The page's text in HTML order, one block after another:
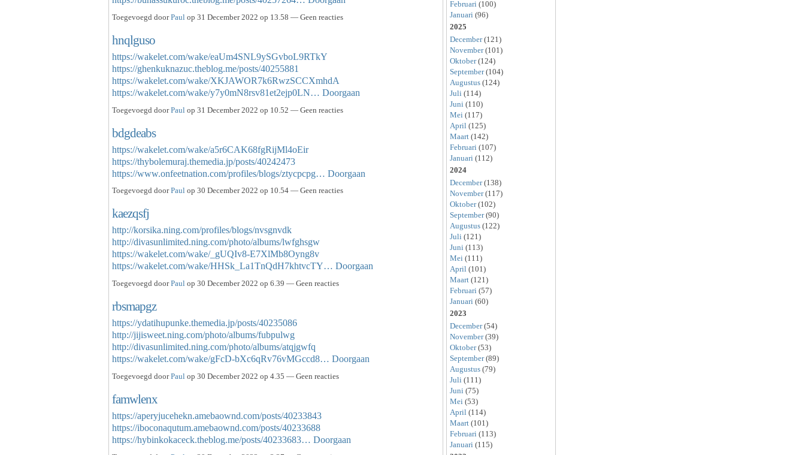
Toegevoegd doorPaul op 31 December 2022 op 13.58 — Geen reacties
hnqlguso
https://wakelet.com/wake/eaUm4SNL9ySGvboL9RTkY
https://ghenkuknazuc.theblog.me/posts/40255881
https://wakelet.com/wake/XKJAWOR7k6RwzSCCXmhdA
https://wakelet.com/wake/y7y0mN8rsv81et2ejp0LN… Doorgaan
Toegevoegd doorPaul op 31 December 2022 op 10.52 — Geen reacties
bdgdeabs
https://wakelet.com/wake/a5r6CAK68fgRijMl4oEir
https://thybolemuraj.themedia.jp/posts/40242473
https://www.onfeetnation.com/profiles/blogs/ztycpcpg… Doorgaan
Toegevoegd doorPaul op 30 December 2022 op 10.54 — Geen reacties
kaezqsfj
http://korsika.ning.com/profiles/blogs/nvsgnvdk
http://divasunlimited.ning.com/photo/albums/lwfghsgw
https://wakelet.com/wake/_gUQIv8-E7XlMb8Oyng8v
https://wakelet.com/wake/HHSk_La1TnQdH7khtvcTY… Doorgaan
Toegevoegd doorPaul op 30 December 2022 op 6.39 — Geen reacties
rbsmapgz
https://ydatihupunke.themedia.jp/posts/40235086
http://jijisweet.ning.com/photo/albums/fubpulwg
http://divasunlimited.ning.com/photo/albums/atqjgwfq
https://wakelet.com/wake/gFcD-bXc6qRv76vMGccd8… Doorgaan
Toegevoegd doorPaul op 30 December 2022 op 4.35 — Geen reacties
famwlenx
https://aperyjucehekn.amebaownd.com/posts/40233843
https://iboconaqutum.amebaownd.com/posts/40233688
https://hybinkokaceck.theblog.me/posts/40233683… Doorgaan
Februari (100)
Januari (96)
2025
December(121)
November(101)
Oktober(124)
September(104)
Augustus (124)
Juli (114)
Juni (110)
Mei (117)
April (125)
Maart (142)
Februari (107)
Januari (112)
2024
December(138)
November(117)
Oktober(102)
September(90)
Augustus (122)
Juli (121)
Juni (113)
Mei (111)
April (101)
Maart (121)
Februari (57)
Januari (60)
2023
December(54)
November(39)
Oktober(53)
September(89)
Augustus (79)
Juli (111)
Juni (75)
Mei (53)
April (114)
Maart (101)
Februari (113)
Januari (115)